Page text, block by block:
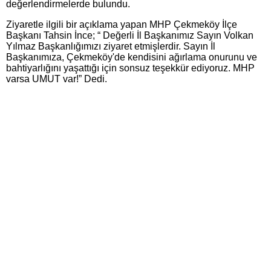
değerlendirmelerde bulundu.
Ziyaretle ilgili bir açıklama yapan MHP Çekmeköy İlçe
Başkanı Tahsin İnce; “ Değerli İl Başkanımız Sayın Volkan
Yılmaz Başkanlığımızı ziyaret etmişlerdir. Sayın İl
Başkanımıza, Çekmeköy'de kendisini ağırlama onurunu ve
bahtiyarlığını yaşattığı için sonsuz teşekkür ediyoruz. MHP
varsa UMUT var!” Dedi.